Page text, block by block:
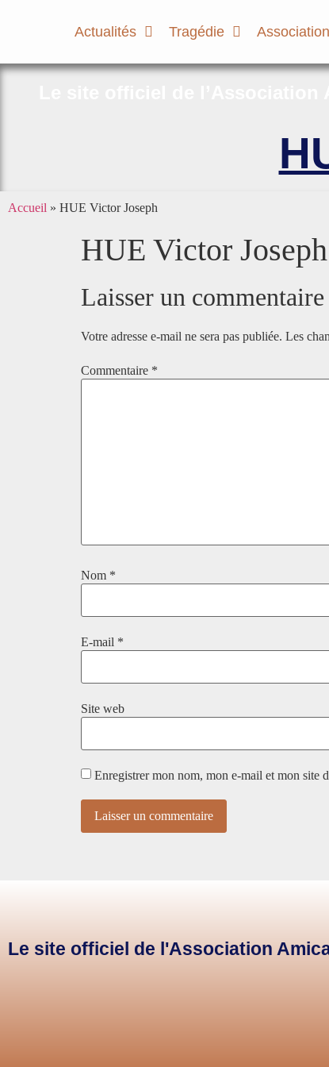
Actualités Tragédie Association
Accueil » HUE Victor Joseph
HUE Victor Joseph
Laisser un commentaire
Votre adresse e-mail ne sera pas publiée. Les
Commentaire *
Nom *
E-mail *
Site web
Enregistrer mon nom, mon e-mail et mon site
Le site officiel de l'Association